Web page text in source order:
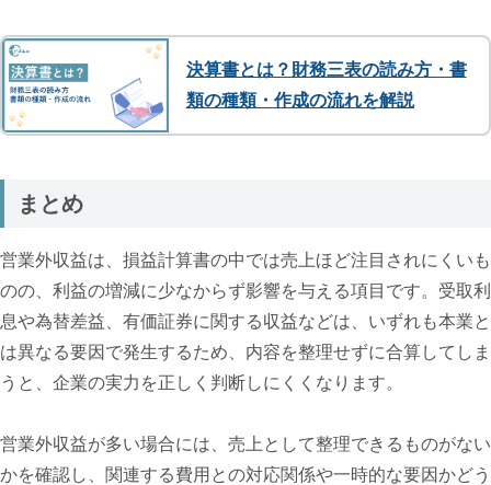
決算書とは？財務三表の読み方・書
類の種類・作成の流れを解説
まとめ
営業外収益は、損益計算書の中では売上ほど注目されにくいも
のの、利益の増減に少なからず影響を与える項目です。受取利
息や為替差益、有価証券に関する収益などは、いずれも本業と
は異なる要因で発生するため、内容を整理せずに合算してしま
うと、企業の実力を正しく判断しにくくなります。
営業外収益が多い場合には、売上として整理できるものがない
かを確認し、関連する費用との対応関係や一時的な要因かどう